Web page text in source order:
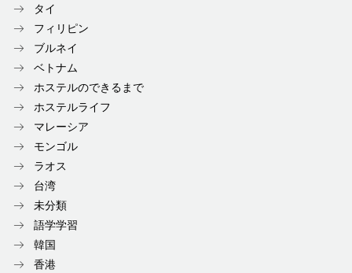
タイ
フィリピン
ブルネイ
ベトナム
ホステルのできるまで
ホステルライフ
マレーシア
モンゴル
ラオス
台湾
未分類
語学学習
韓国
香港